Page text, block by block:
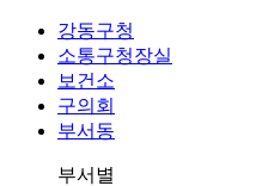
강동구청
소통구청장실
보건소
구의회
부서동
부서별